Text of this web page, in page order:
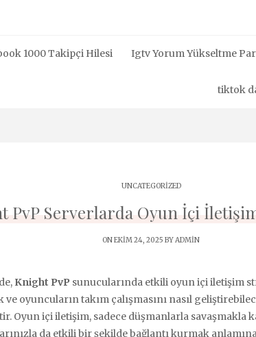
1000 Takipçi Hilesi Igtv Yorum Yükseltme
tiktok
UNCATEGORIZED
PvP Serverlarda Oyun İçi
ON EKIM 24, 2025 BYADMIN
Knight PvP sunucularında etkili oyun içi iletişim
ve oyuncuların takım çalışmasını nasıl
Oyun içi iletişim, sadece düşmanlarla savaşmakla
da etkili bir şekilde bağlantı kurmak